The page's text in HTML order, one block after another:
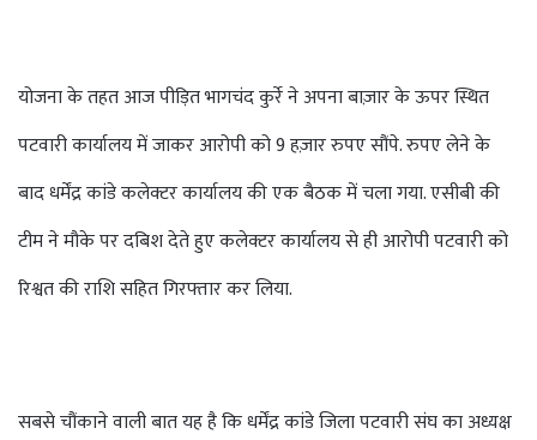
योजना के तहत आज पीड़ित भागचंद कुर्रे ने अपना बाज़ार के ऊपर स्थित
पटवारी कार्यालय में जाकर आरोपी को 9 हज़ार रुपए सौंपे. रुपए लेने के
बाद धर्मेंद्र कांडे कलेक्टर कार्यालय की एक बैठक में चला गया. एसीबी की
टीम ने मौके पर दबिश देते हुए कलेक्टर कार्यालय से ही आरोपी पटवारी को
रिश्वत की राशि सहित गिरफ्तार कर लिया.
सबसे चौंकाने वाली बात यह है कि धर्मेंद्र कांडे जिला पटवारी संघ का अध्यक्ष